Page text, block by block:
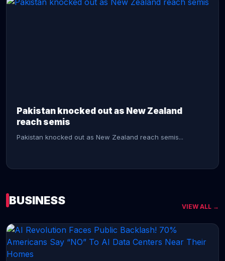
Pakistan knocked out as New Zealand
reach semis
Pakistan knocked out as New Zealand reach semis...
CONTINUE READING →
BUSINESS VIEW ALL →